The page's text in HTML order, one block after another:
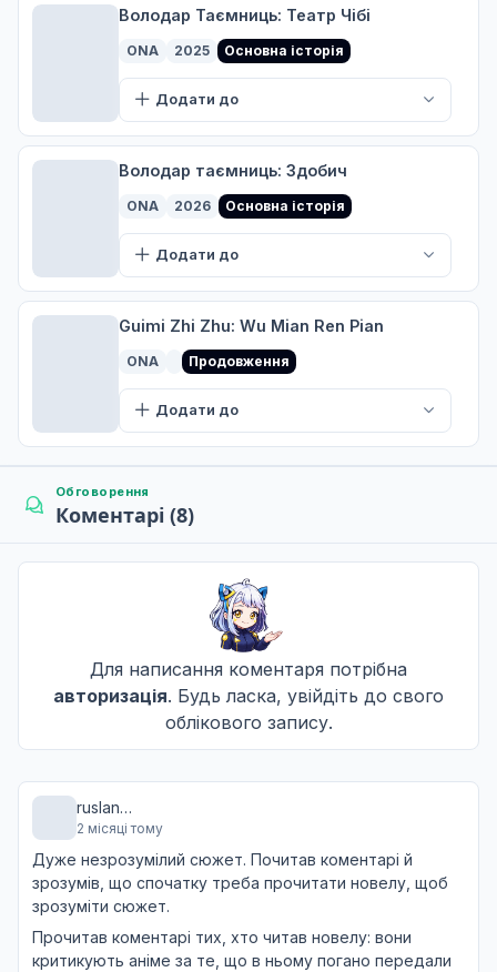
Співпадіння
Дата уточнюється
Втрата контролю
Партія
16 серп. 2025
10 Підказка
Майстермайнд
16 серп. 2025
Світло
Володар Таємниць: Театр Чібі
ONA 2025 Основна історія
Додати до
Володар таємниць: Здобич
ONA 2026 Основна історія
Додати до
Guimi Zhi Zhu: Wu Mian Ren Pian
ONA Продовження
Додати до
Обговорення
Коментарі (8)
Для написання коментаря потрібна
авторизація. Будь ласка, увійдіть до свого
облікового запису.
ruslan
Bogatyrenko
2 місяці тому
Дуже незрозумілий сюжет. Почитав коментарі й
зрозумів, що спочатку треба прочитати новелу, щоб
зрозуміти сюжет.
Прочитав коментарі тих, хто читав новелу: вони
критикують аніме за те, що в ньому погано передали